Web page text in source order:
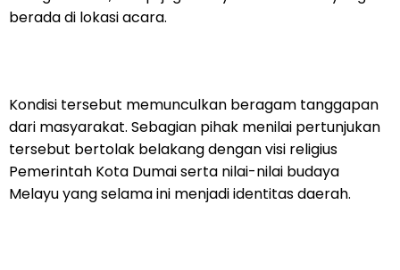
berada di lokasi acara.
Kondisi tersebut memunculkan beragam tanggapan
dari masyarakat. Sebagian pihak menilai pertunjukan
tersebut bertolak belakang dengan visi religius
Pemerintah Kota Dumai serta nilai-nilai budaya
Melayu yang selama ini menjadi identitas daerah.